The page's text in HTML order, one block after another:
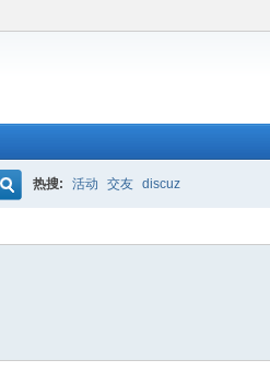
热搜: 活动 交友 discuz